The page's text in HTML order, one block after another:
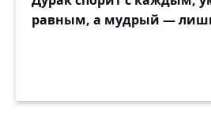
равным, а мудрый —